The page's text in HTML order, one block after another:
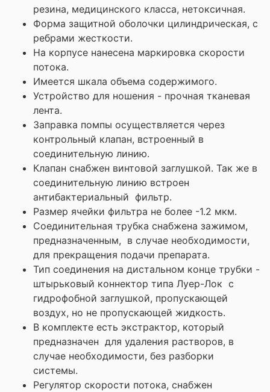
резина, медицинского класса, нетоксичная.
Форма защитной оболочки цилиндрическая, с
ребрами жесткости.
На корпусе нанесена маркировка скорости
потока.
Имеется шкала объема содержимого.
Устройство для ношения - прочная тканевая
лента.
Заправка помпы осуществляется через
контрольный клапан, встроенный в
соединительную линию.
Клапан снабжен винтовой заглушкой. Так же в
соединительную линию встроен
антибактериальный фильтр.
Размер ячейки фильтра не более -1.2 мкм.
Соединительная трубка снабжена зажимом,
предназначенным, в случае необходимости,
для прекращения подачи препарата.
Тип соединения на дистальном конце трубки -
штырьковый коннектор типа Луер-Лок с
гидрофобной заглушкой, пропускающей
воздух, но не пропускающей жидкость.
В комплекте есть экстрактор, который
предназначен для удаления растворов, в
случае необходимости, без разборки
системы.
Регулятор скорости потока, снабжен